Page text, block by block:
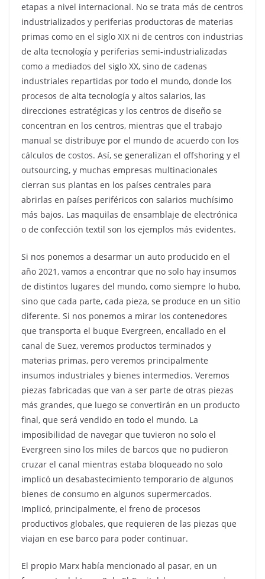
etapas a nivel internacional. No se trata más de centros
industrializados y periferias productoras de materias
primas como en el siglo XIX ni de centros con industrias
de alta tecnología y periferias semi-industrializadas
como a mediados del siglo XX, sino de cadenas
industriales repartidas por todo el mundo, donde los
procesos de alta tecnología y altos salarios, las
direcciones estratégicas y los centros de diseño se
concentran en los centros, mientras que el trabajo
manual se distribuye por el mundo de acuerdo con los
cálculos de costos. Así, se generalizan el offshoring y el
outsourcing, y muchas empresas multinacionales
cierran sus plantas en los países centrales para
abrirlas en países periféricos con salarios muchísimo
más bajos. Las maquilas de ensamblaje de electrónica
o de confección textil son los ejemplos más evidentes.
Si nos ponemos a desarmar un auto producido en el
año 2021, vamos a encontrar que no solo hay insumos
de distintos lugares del mundo, como siempre lo hubo,
sino que cada parte, cada pieza, se produce en un sitio
diferente. Si nos ponemos a mirar los contenedores
que transporta el buque Evergreen, encallado en el
canal de Suez, veremos productos terminados y
materias primas, pero veremos principalmente
insumos industriales y bienes intermedios. Veremos
piezas fabricadas que van a ser parte de otras piezas
más grandes, que luego se convertirán en un producto
final, que será vendido en todo el mundo. La
imposibilidad de navegar que tuvieron no solo el
Evergreen sino los miles de barcos que no pudieron
cruzar el canal mientras estaba bloqueado no solo
implicó un desabastecimiento temporario de algunos
bienes de consumo en algunos supermercados.
Implicó, principalmente, el freno de procesos
productivos globales, que requieren de las piezas que
viajan en ese barco para poder continuar.
El propio Marx había mencionado al pasar, en un